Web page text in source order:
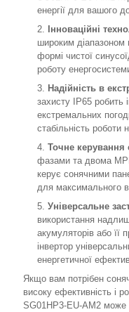
енергії для вашого
Інноваційні
широким діапазоном
формі чистої
роботу
Надійність в
захисту IP65 робить
екстремальних
стабільність роботи
Точне
фазами та двома
керує сонячними
для максимального
Універсальне
використання
акумуляторів або її
інвертор
енергетичної
Якщо вам потрібен
високу ефективність і
SG01HP3-EU-AM2